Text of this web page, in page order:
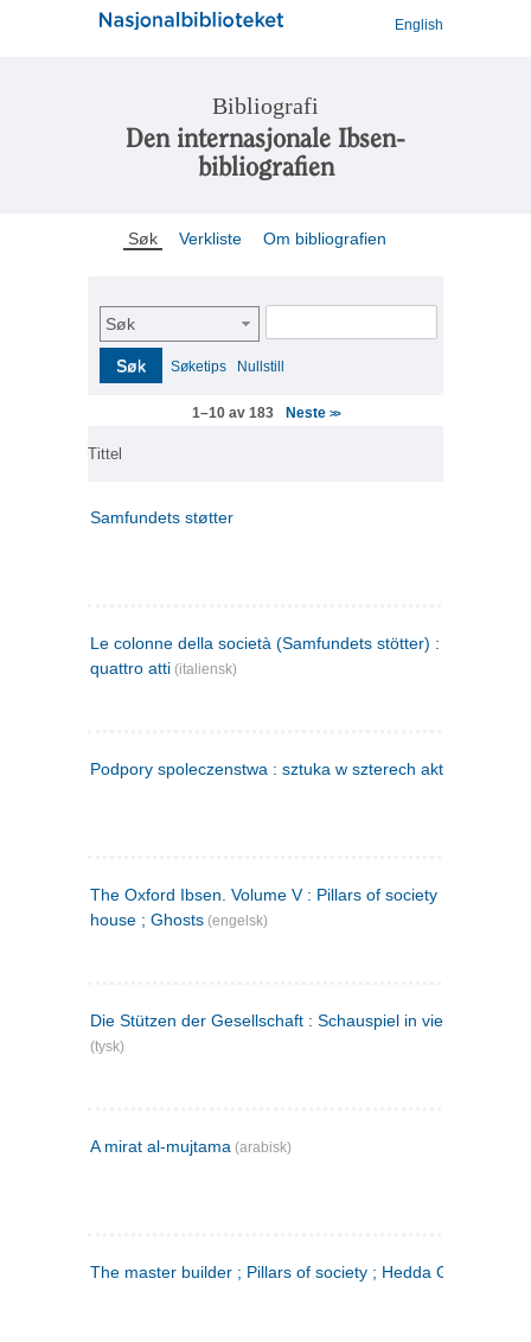
English
Bibliografi
Den internasjonale Ibsen-
bibliografien
Søk Verkliste Om bibliografien
Søk
Søk Søketips Nullstill
1–10 av 183 Neste >>
Tittel
Samfundets støtter
Le colonne della società (Samfundets stötter) : commedia
quattro atti (italiensk)
Podpory spoleczenstwa : sztuka w szterech aktach
The Oxford Ibsen. Volume V : Pillars of society ; A doll's
house ; Ghosts (engelsk)
Die Stützen der Gesellschaft : Schauspiel in vier Aufzügen
(tysk)
A mirat al-mujtama (arabisk)
The master builder ; Pillars of society ; Hedda Gabler